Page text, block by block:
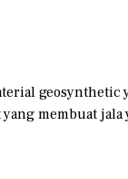
membuat